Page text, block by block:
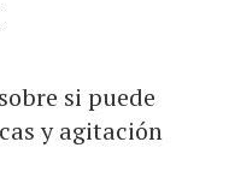
si puede
y agitación